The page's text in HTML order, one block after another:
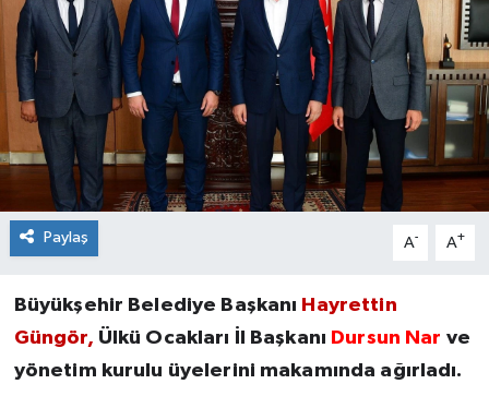
Paylaş A- A+
Büyükşehir Belediye Başkanı Hayrettin
Güngör, Ülkü Ocakları İl Başkanı Dursun Nar ve
yönetim kurulu üyelerini makamında ağırladı.